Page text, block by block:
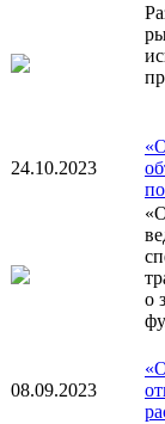
24.10.2023
о
08.09.2023